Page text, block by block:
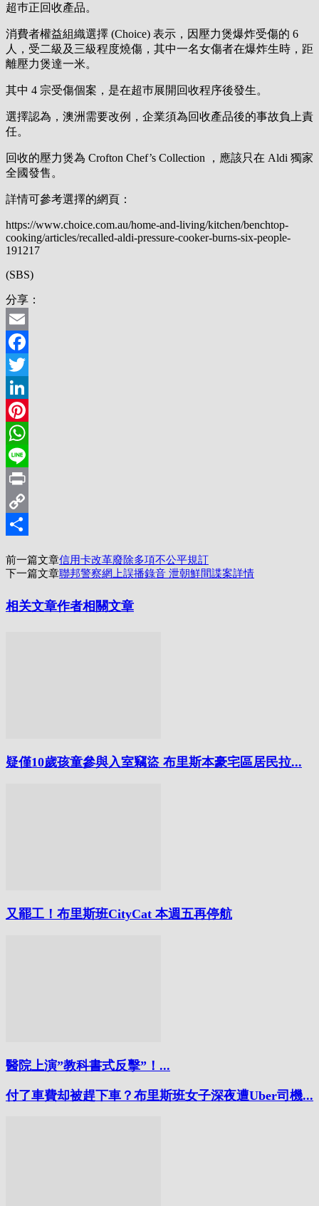
超巿正回收產品。
消費者權益組織選擇 (Choice) 表示，因壓力煲爆炸受傷的 6
人，受二級及三級程度燒傷，其中一名女傷者在爆炸生時，距
離壓力煲達一米。
其中 4 宗受傷個案，是在超巿展開回收程序後發生。
選擇認為，澳洲需要改例，企業須為回收產品後的事故負上責
任。
回收的壓力煲為 Crofton Chef’s Collection ，應該只在 Aldi 獨家
全國發售。
詳情可參考選擇的網頁：
https://www.choice.com.au/home-and-living/kitchen/benchtop-
cooking/articles/recalled-aldi-pressure-cooker-burns-six-people-
191217
(SBS)
分享：
Email
Facebook
Twitter
LinkedIn
Pinterest
WhatsApp
Line
Print
Copy
享
前一篇文章信用卡改革廢除多項不公平規訂
下一篇文章聯邦警察網上誤播錄音 泄朝鮮間諜案詳情
相关文章作者相關文章
疑僅10歲孩童參與入室竊盜 布里斯本豪宅區居民拉...
又罷工！布里斯班CityCat 本週五再停航
醫院上演”教科書式反擊”！...
付了車費却被趕下車？布里斯班女子深夜遭Uber司機...